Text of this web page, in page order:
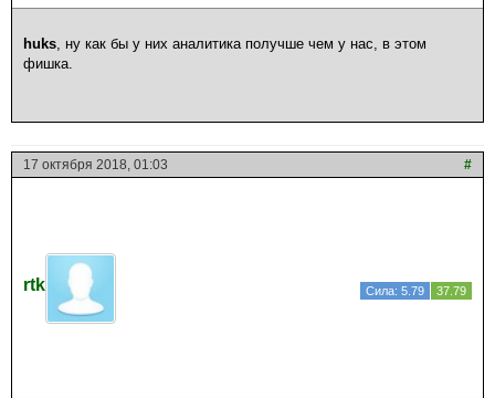
huks, ну как бы у них аналитика получше чем у нас, в этом
фишка.
17 октября 2018, 01:03 #
rtk Сила: 5.79 37.79